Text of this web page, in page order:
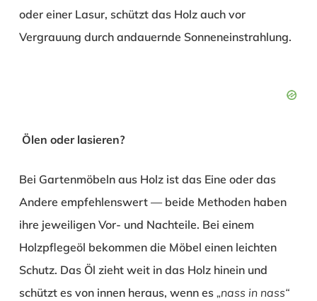
oder einer Lasur, schützt das Holz auch vor
Vergrauung durch andauernde Sonneneinstrahlung.
Ölen oder lasieren?
Bei Gartenmöbeln aus Holz ist das Eine oder das
Andere empfehlenswert — beide Methoden haben
ihre jeweiligen Vor- und Nachteile. Bei einem
Holzpflegeöl bekommen die Möbel einen leichten
Schutz. Das Öl zieht weit in das Holz hinein und
schützt es von innen heraus, wenn es „nass in nass“